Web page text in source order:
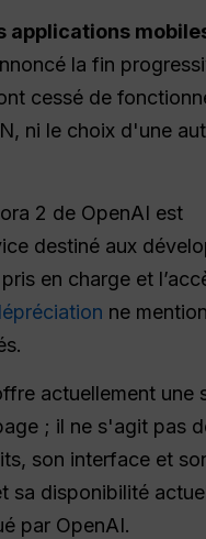
applications
la fin
cessé de
ni le choix d'une
2 de OpenAI est
destiné aux
en charge et
ne
actuellement une
; il ne s'agit pas
son interface et
sa disponibilité
par OpenAI.